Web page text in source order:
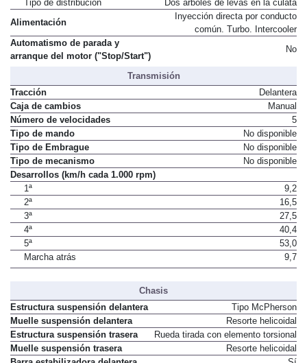
Tipo de distribución
Dos árboles de levas en la culata
Alimentación
Inyección directa por conducto
común. Turbo. Intercooler
Automatismo de parada y
arranque del motor ("Stop/Start")
No
Transmisión
Tracción
Delantera
Caja de cambios
Manual
Número de velocidades
5
Tipo de mando
No disponible
Tipo de Embrague
No disponible
Tipo de mecanismo
No disponible
Desarrollos (km/h cada 1.000 rpm)
1ª
9,2
2ª
16,5
3ª
27,5
4ª
40,4
5ª
53,0
Marcha atrás
9,7
Chasis
Estructura suspensión delantera
Tipo McPherson
Muelle suspensión delantera
Resorte helicoidal
Estructura suspensión trasera
Rueda tirada con elemento torsional
Muelle suspensión trasera
Resorte helicoidal